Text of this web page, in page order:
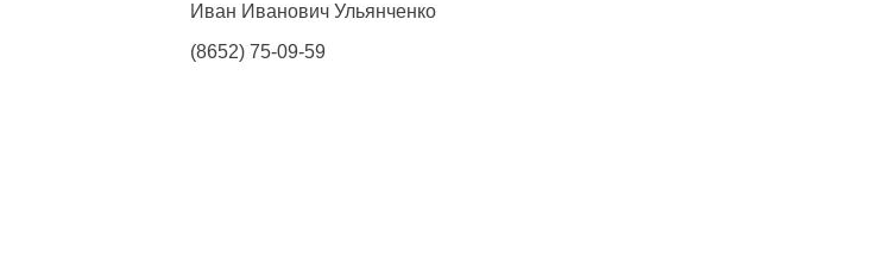
Иван Иванович Ульянченко
(8652) 75-09-59